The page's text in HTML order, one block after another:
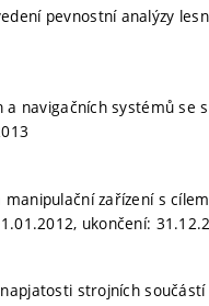
pevnostní analýzy
navigačních systémů se
zařízení s
ukončení:
strojních